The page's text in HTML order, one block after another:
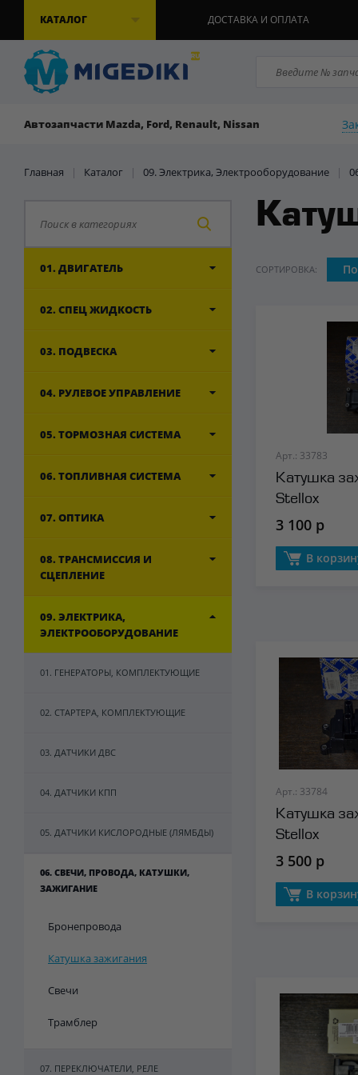
КАТАЛОГ ДОСТАВКА И ОПЛАТА
Автозапчасти Mazda, Ford, Renault, Nissan
Главная | Каталог | 09. Электрика, Электрооборудование |
01. ДВИГАТЕЛЬ
02. СПЕЦ ЖИДКОСТЬ
03. ПОДВЕСКА
04. РУЛЕВОЕ УПРАВЛЕНИЕ
05. ТОРМОЗНАЯ СИСТЕМА
06. ТОПЛИВНАЯ СИСТЕМА
07. ОПТИКА
08. ТРАНСМИССИЯ И
СЦЕПЛЕНИЕ
09. ЭЛЕКТРИКА,
ЭЛЕКТРООБОРУДОВАНИЕ
01. ГЕНЕРАТОРЫ, КОМПЛЕКТУЮЩИЕ
02. СТАРТЕРА, КОМПЛЕКТУЮЩИЕ
03. ДАТЧИКИ ДВС
04. ДАТЧИКИ КПП
05. ДАТЧИКИ КИСЛОРОДНЫЕ (ЛЯМБДЫ)
06. СВЕЧИ, ПРОВОДА, КАТУШКИ,
ЗАЖИГАНИЕ
Бронепровода
Катушка зажигания
Свечи
Трамблер
07. ПЕРЕКЛЮЧАТЕЛИ, РЕЛЕ
СОРТИРОВКА:
Арт.: 33783
Катушка
Stellox
3 100 р
В
Арт.: 33784
Катушка
Stellox
3 500 р
В